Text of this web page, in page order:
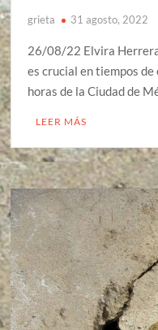
grieta 31 agosto, 2022
26/08/22 Elvira Herrera
es crucial en tiempos
horas de la Ciudad de
LEER MÁS